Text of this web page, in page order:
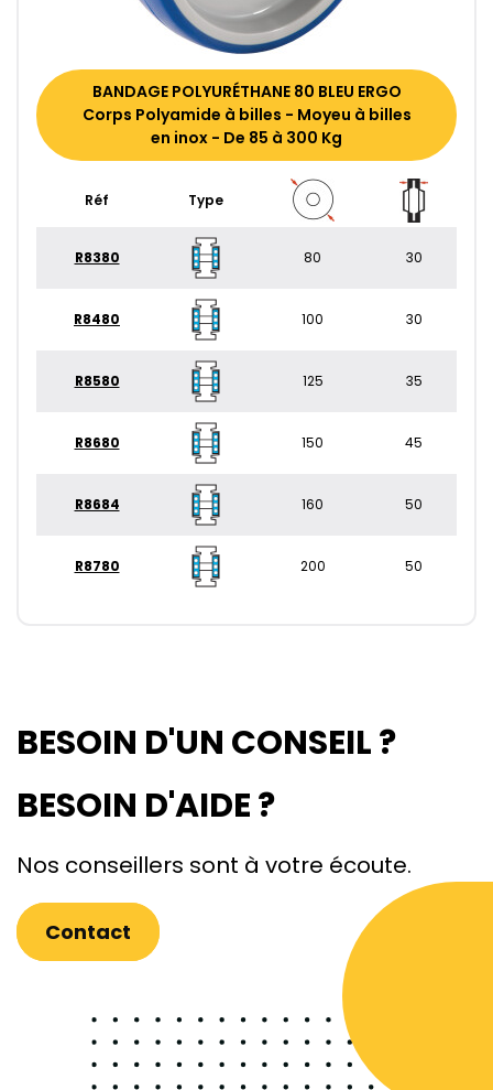
BANDAGE POLYURÉTHANE 80 BLEU ERGO
Corps Polyamide à billes - Moyeu à billes
en inox - De 85 à 300 Kg
Réf Type
R8380 80 30
R8480 100 30
R8580 125 35
R8680 150 45
R8684 160 50
R8780 200 50
BESOIN D'UN CONSEIL ?
BESOIN D'AIDE ?
Nos conseillers sont à votre écoute.
Contact